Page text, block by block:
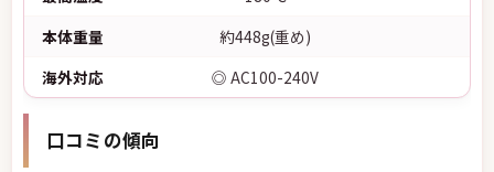
本体重量
約448g(重め)
海外対応
◎ AC100-240V
口コミの傾向